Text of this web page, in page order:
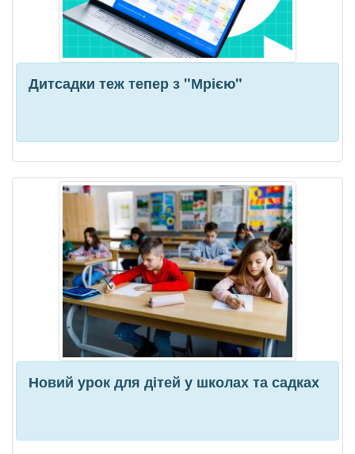
Дитсадки теж тепер з "Мрією"
Новий урок для дітей у школах та садках